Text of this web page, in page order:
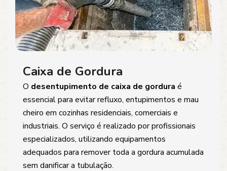
Caixa de Gordura
O desentupimento de caixa de gordura é
essencial para evitar refluxo, entupimentos e mau
cheiro em cozinhas residenciais, comerciais e
industriais. O serviço é realizado por profissionais
especializados, utilizando equipamentos
adequados para remover toda a gordura acumulada
sem danificar a tubulação.